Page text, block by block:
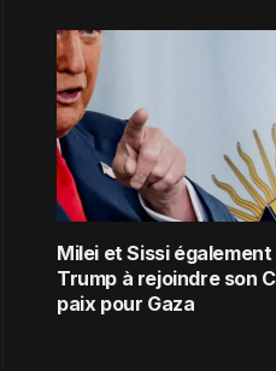
Milei et Sissi
Trump à rejoindre son
paix pour Gaza